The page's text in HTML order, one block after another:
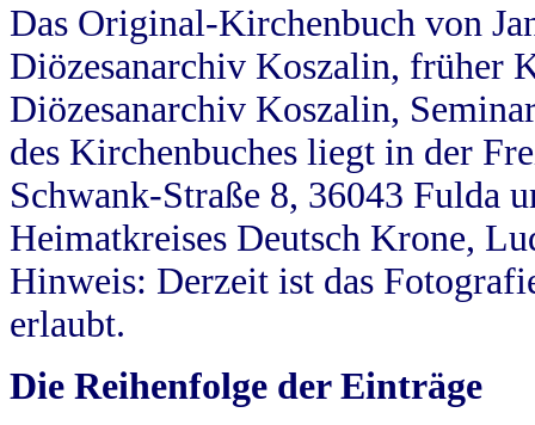
Das Original-Kirchenbuch von
Diözesanarchiv Koszalin, früher
Diözesanarchiv Koszalin,
des Kirchenbuches liegt in der
Schwank-Straße 8, 36043 Fulda
Heimatkreises Deutsch Krone,
Hinweis: Derzeit ist das
erlaubt.
Die Reihenfolge der Einträge